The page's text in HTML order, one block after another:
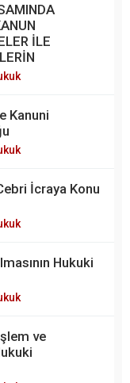
İLE
Kanuni
İcraya Konu
Hukuki
ve